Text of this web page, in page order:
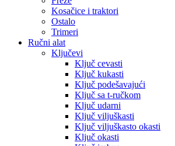
Kosačice i traktori
Ostalo
Trimeri
Ručni alat
Ključevi
Ključ cevasti
Ključ kukasti
Ključ podešavajući
Ključ sa t-ručkom
Ključ udarni
Ključ viljuškasti
Ključ viljuškasto okasti
Ključ okasti